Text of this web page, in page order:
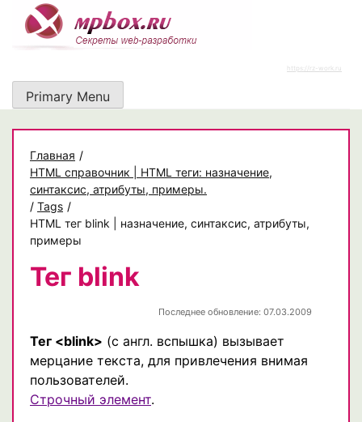
content
https://rz-work.ru
Primary Menu
Главная /
HTML справочник | HTML теги: назначение,
синтаксис, атрибуты, примеры.
/ Tags /
HTML тег blink | назначение, синтаксис, атрибуты,
примеры
Тег blink
Последнее обновление: 07.03.2009
Тег <blink> (с англ. вспышка) вызывает
мерцание текста, для привлечения внимая
пользователей.
Строчный элемент.